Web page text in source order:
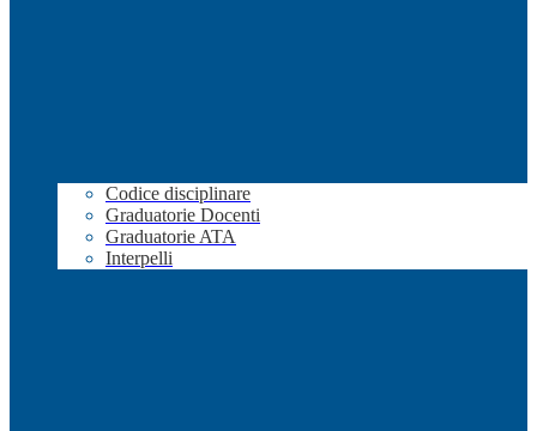
Codice disciplinare
Graduatorie Docenti
Graduatorie ATA
Interpelli